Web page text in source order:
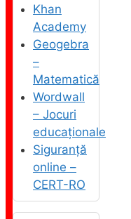
Khan
Academy
Geogebra
–
Matematică
Wordwall
– Jocuri
educaționale
Siguranță
online –
CERT-RO